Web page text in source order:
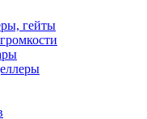
гейты